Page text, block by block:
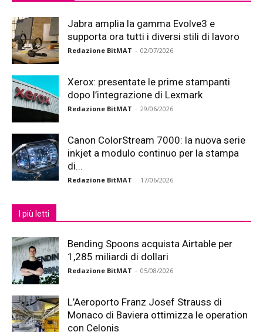
Jabra amplia la gamma Evolve3 e
supporta ora tutti i diversi stili di lavoro
Redazione BitMAT - 02/07/2026
Xerox: presentate le prime stampanti
dopo l’integrazione di Lexmark
Redazione BitMAT - 29/06/2026
Canon ColorStream 7000: la nuova serie
inkjet a modulo continuo per la stampa
di...
Redazione BitMAT - 17/06/2026
I più letti
Bending Spoons acquista Airtable per
1,285 miliardi di dollari
Redazione BitMAT - 05/08/2026
L’Aeroporto Franz Josef Strauss di
Monaco di Baviera ottimizza le operation
con Celonis